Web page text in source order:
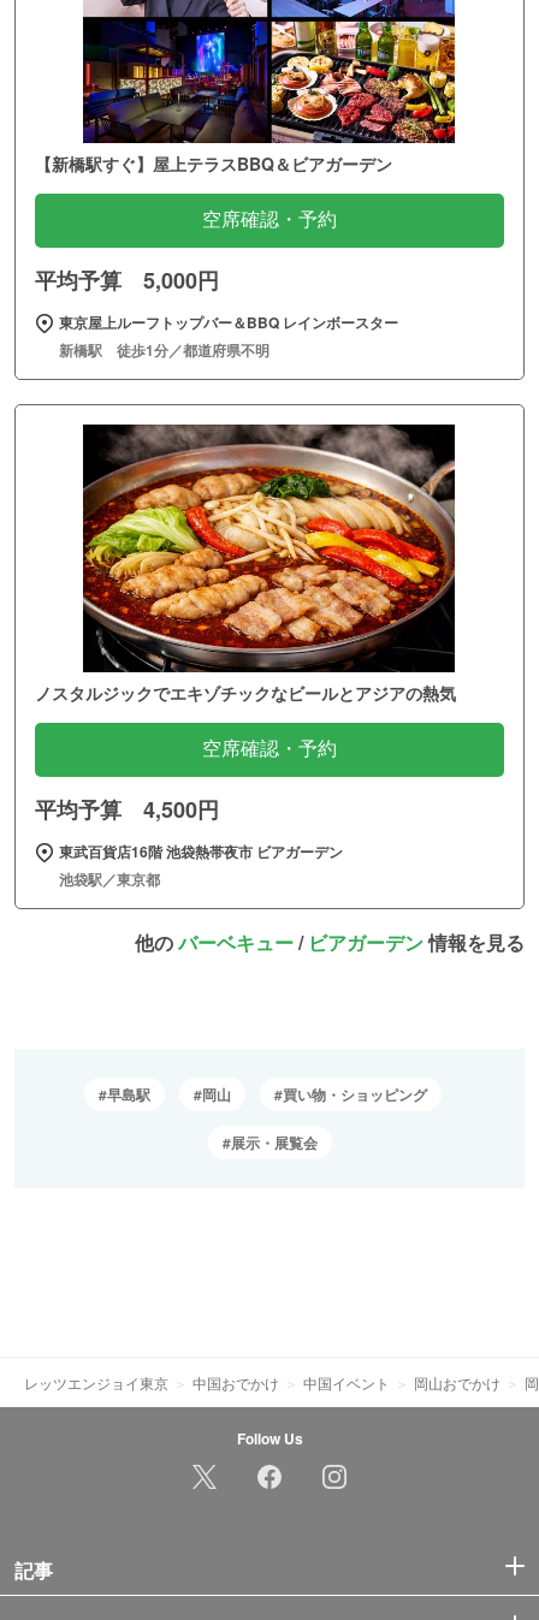
【新橋駅すぐ】屋上テラスBBQ＆ビアガーデン
空席確認・予約
平均予算 5,000円
東京屋上ルーフトップバー＆BBQ レインボースター
新橋駅 徒歩1分／都道府県不明
ノスタルジックでエキゾチックなビールとアジアの熱気
空席確認・予約
平均予算 4,500円
東武百貨店16階 池袋熱帯夜市 ビアガーデン
池袋駅／東京都
他のバーベキュー/ ビアガーデン情報を見る
早島駅 岡山 買い物・ショッピング
展示・展覧会
レッツエンジョイ東京 中国おでかけ 中国イベント 岡山おでかけ
Follow Us
記事